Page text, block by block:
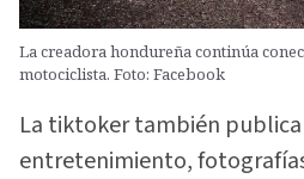
La creadora hondureña continúa
motociclista. Foto: Facebook
La tiktoker también publica
entretenimiento,